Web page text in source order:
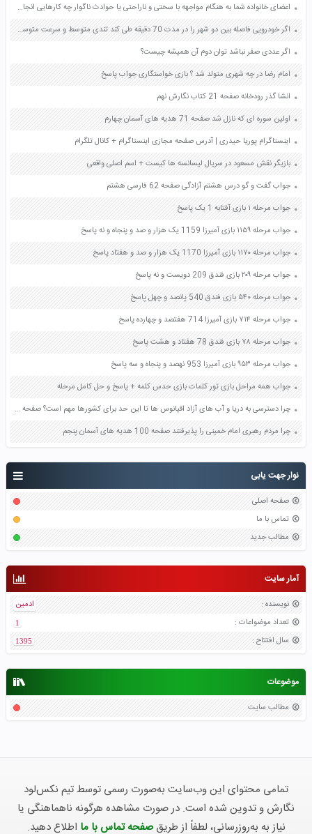
نوار جهت یابی
صفحه اصلی
تماس با ما
مطالب جدید
آمار سایت
نویسنده :
ادمین
تعداد موضواعات :
1
سال افتتاح :
1395
موضوعات
مطالب سایت
اعضای خانواده شما به هنگام مواجهه با سختی و ناراحتی یا حوادث ناگوار چه کارهایی انجام می دهند تا مشکلات روحی خود را کم کنند فعالیت در منزل صفحه 109 کتاب تفکر و سبک زندگی هشتم
اگر خودرویی فاصله بین دو شهر را در مدت 70 دقیقه طی کند تندی متوسط و سرعت متوسط اتومبیل برحسب متر بر ثانیه و همچنین کیلومتر بر ساعت چقدر است صفحه 44 علوم نهم
اگر عددی صفر نباشد توان دوم آن همیشه چیست؟
امام رضا در چه شهری متولد شد ؟ بازی خواستگاری جواب پاسخ
انشا گذر رودخانه صفحه 21 کتاب نگارش نهم
اولین سوره ای که نازل شد صفحه 71 هدیه های آسمان چهارم
اینستاگرام پوریا حیدری | آدرس صفحه مجازی اینستاگرام + کانال تلگرام
بازیگر نقش مسعود در سریال لیسانسه ها کیست + اسم اصلی واقعی
جواب گفت و گو درس هشتم آزادگی صفحه 62 فارسی هشتم
جواب مرحله ۱ بازی آفتابه 1 یک پاسخ
جواب مرحله ۱۱۵۹ بازی آمیرزا 1159 یک هزار و صد و پنجاه و نه پاسخ
جواب مرحله ۱۱۷۰ بازی آمیرزا 1170 یک هزار و صد و هفتاد پاسخ
جواب مرحله ۲۰۹ بازی فندق 209 دویست و نه پاسخ
جواب مرحله ۵۴۰ بازی فندق 540 پانصد و چهل پاسخ
جواب مرحله ۷۱۴ بازی آمیرزا 714 هفتصد و چهارده پاسخ
جواب مرحله ۷۸ بازی فندق 78 هفتاد و هشت پاسخ
جواب مرحله ۹۵۳ بازی آمیرزا 953 نهصد و پنجاه و سه پاسخ
جواب همه مراحل بازی تور کلمات بازی حدس کلمه + پاسخ و حل کامل مرحله
چرا دسترسی به دریا و آب های آزاد اقیانوس ها تا این حد برای کشورها مهم است؟ صفحه 129 مطالعات اجتماعی هشتم
چرا مردم رهبری امام خمینی را پذیرفتند صفحه 100 هدیه های آسمان پنجم
تمامی محتوای این وب‌سایت به‌صورت رسمی توسط تیم نکس‌لود
نگارش و تدوین شده است. در صورت مشاهده هرگونه ناهماهنگی یا
نیاز به به‌روزرسانی، لطفاً از طریقصفحه تماس با ما اطلاع دهید.